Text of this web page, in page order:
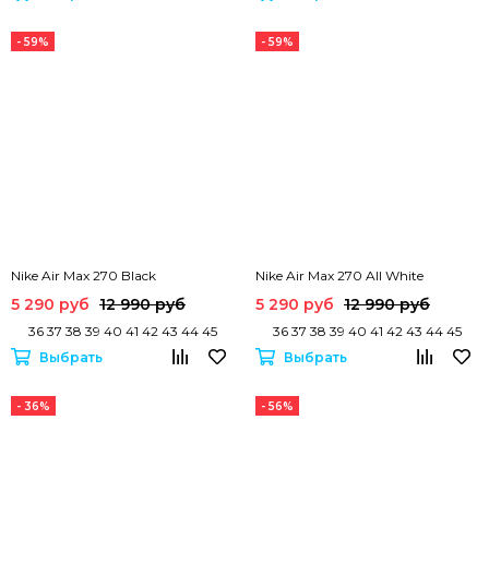
- 59%
Nike Air Max 270 Black
5 290 руб 12 990 руб
36 37 38 39 40 41 42 43 44 45
Выбрать
- 59%
Nike Air Max 270 All White
5 290 руб 12 990 руб
36 37 38 39 40 41 42 43 44 45
Выбрать
- 36% - 56%